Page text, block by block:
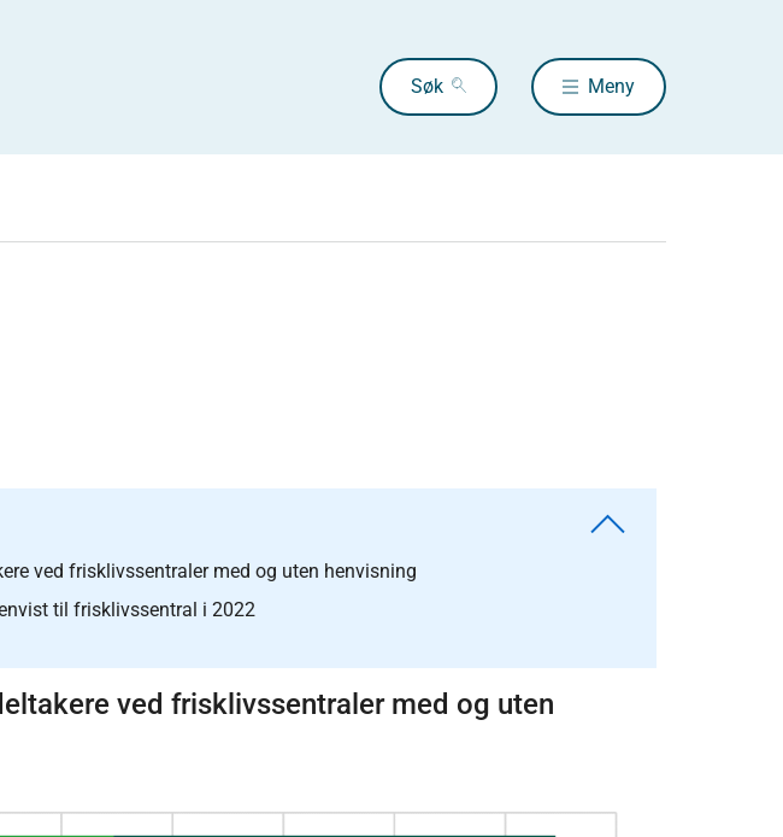
Søk Meny
ved frisklivssentraler med og uten henvisning
til frisklivssentral i 2022
ved frisklivssentraler med og uten